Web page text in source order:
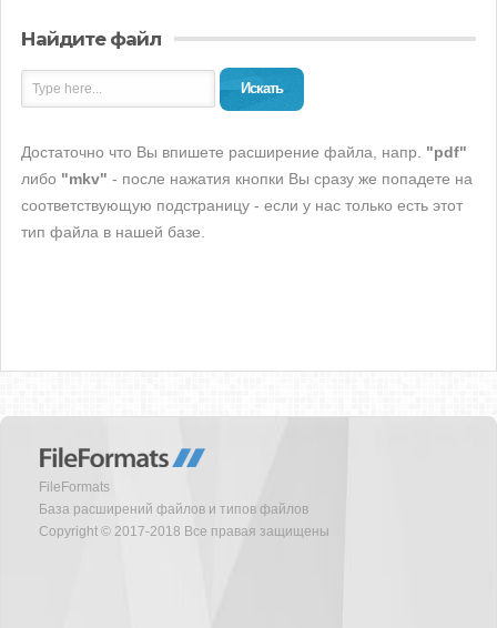
Найдите файл
Искать
Достаточно что Вы впишете расширение файла, напр. "pdf"
либо "mkv" - после нажатия кнопки Вы сразу же попадете на
соответствующую подстраницу - если у нас только есть этот
тип файла в нашей базе.
FileFormats
База расширений файлов и типов файлов
Copyright © 2017-2018 Все правая защищены